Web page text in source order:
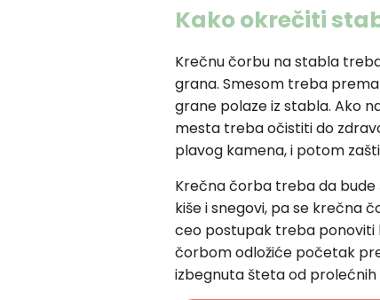
Kako okrečiti
Krečnu čorbu na stabla
grana. Smesom treba
grane polaze iz stabla. Ako
mesta treba očistiti do
plavog kamena, i potom
Krečna čorba treba da bude
kiše i snegovi, pa se krečna
ceo postupak treba ponoviti
čorbom odložiće početak
izbegnuta šteta od prolećnih